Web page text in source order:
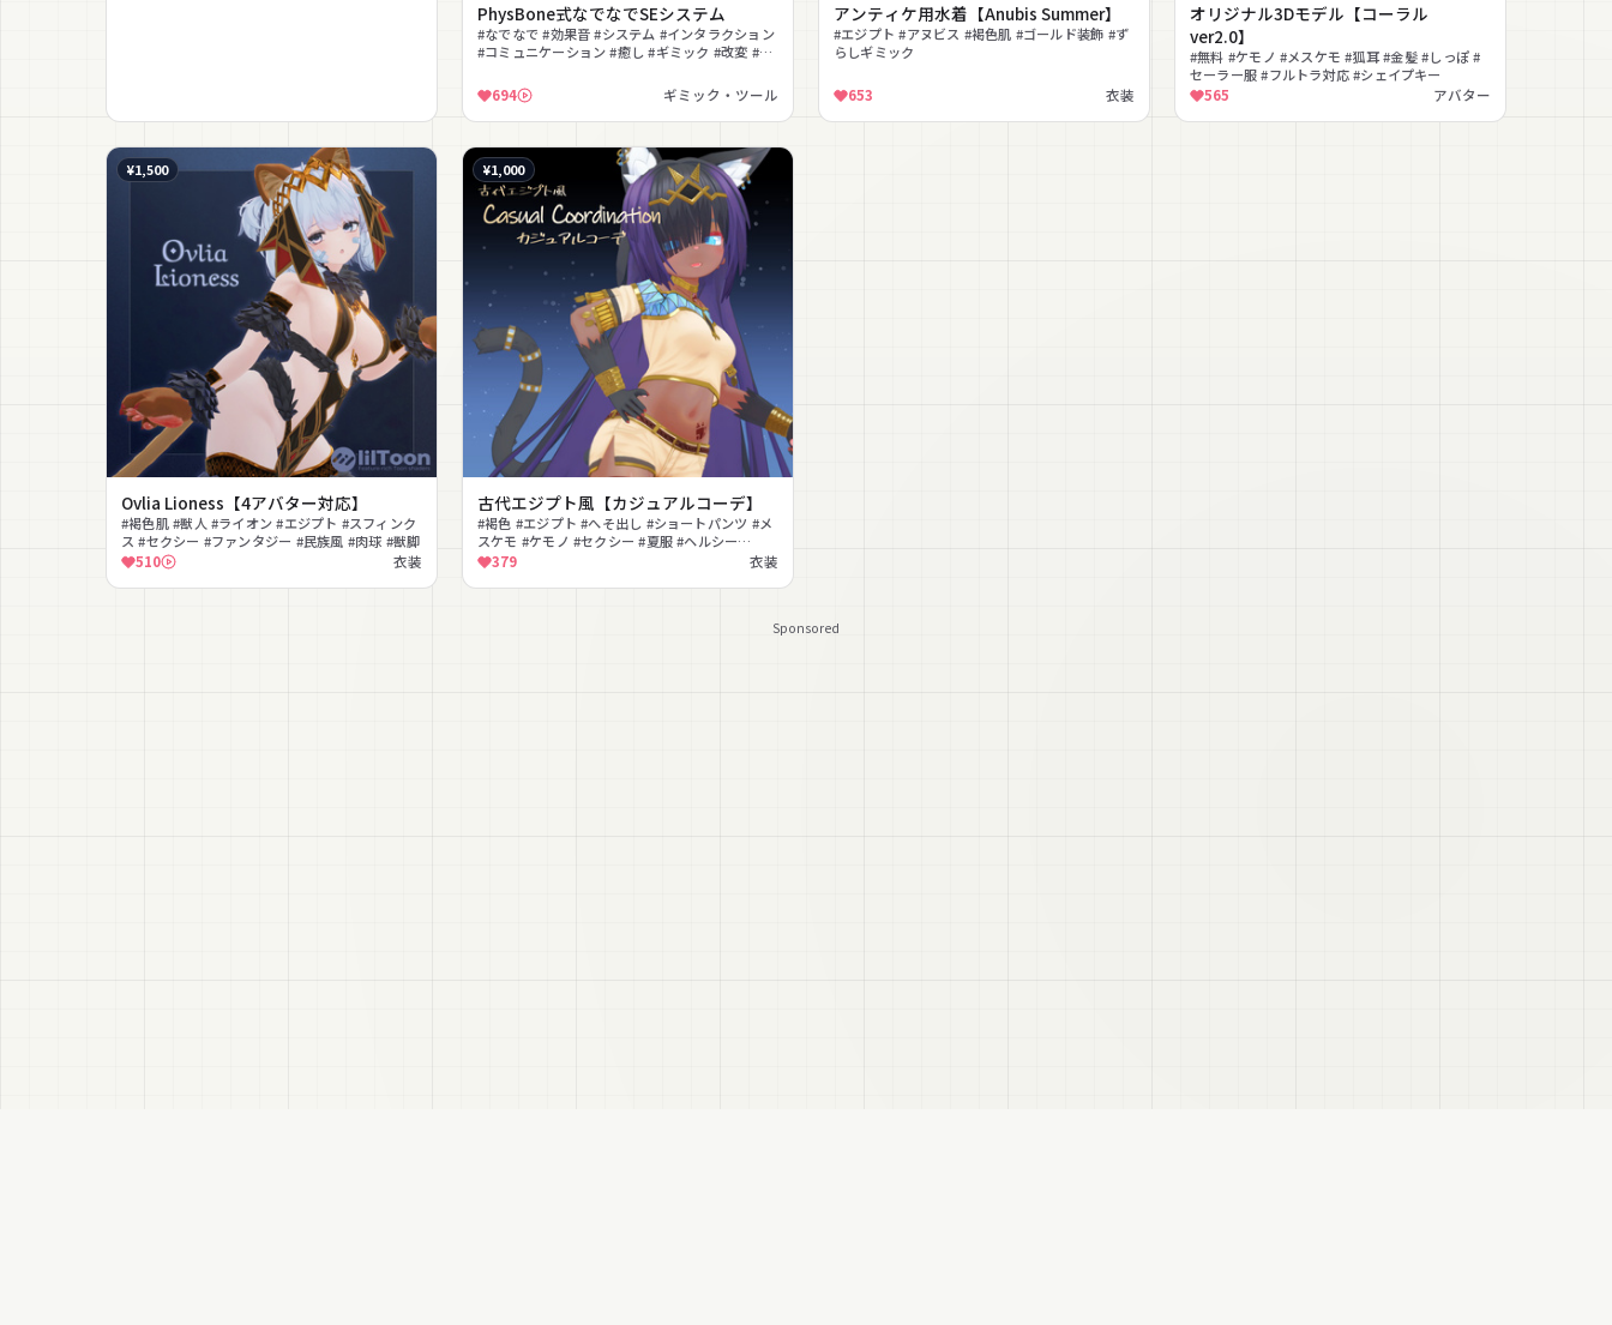
PhysBone式なでなでSEシステム
#なでなで #効果音 #システム #インタラクション
#コミュニケーション #癒し #ギミック #改変 #な
694
ギミック・ツール
アンティケ用水着【Anubis Summer】
#エジプト #アヌビス #褐色肌 #ゴールド装飾 #ず
らしギミック
653 衣装
オリジナル3Dモデル【コーラル
ver2.0】
#無料 #ケモノ #メスケモ #狐耳 #金髪 #しっぽ #
セーラー服 #フルトラ対応 #シェイプキー
565
アバター
¥1,500
Ovlia Lioness【4アバター対応】
#褐色肌 #獣人 #ライオン #エジプト #スフィンク
ス #セクシー #ファンタジー #民族風 #肉球 #獣脚
510
衣装
¥1,000
古代エジプト風【カジュアルコーデ】
#褐色 #エジプト #へそ出し #ショートパンツ #メ
スケモ #ケモノ #セクシー #夏服 #ヘルシー
#PhysBone対応
379 衣装
Sponsored